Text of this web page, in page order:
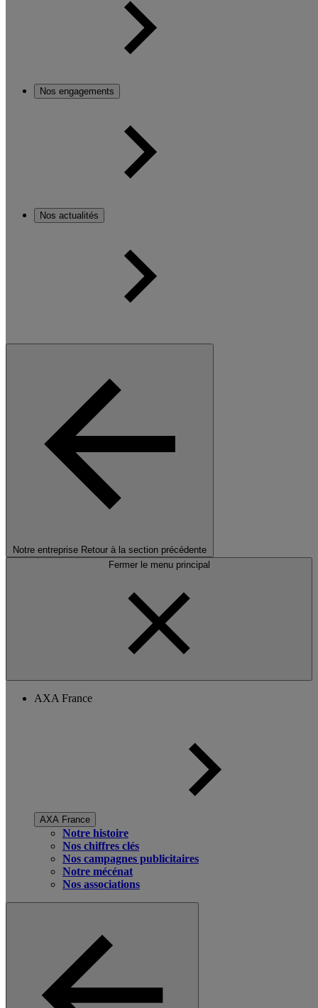
Nos engagements
Nos actualités
Notre entreprise Retour à la section précédente
Fermer le menu principal
AXA France
AXA France
Notre histoire
Nos chiffres clés
Nos campagnes publicitaires
Notre mécénat
Nos associations